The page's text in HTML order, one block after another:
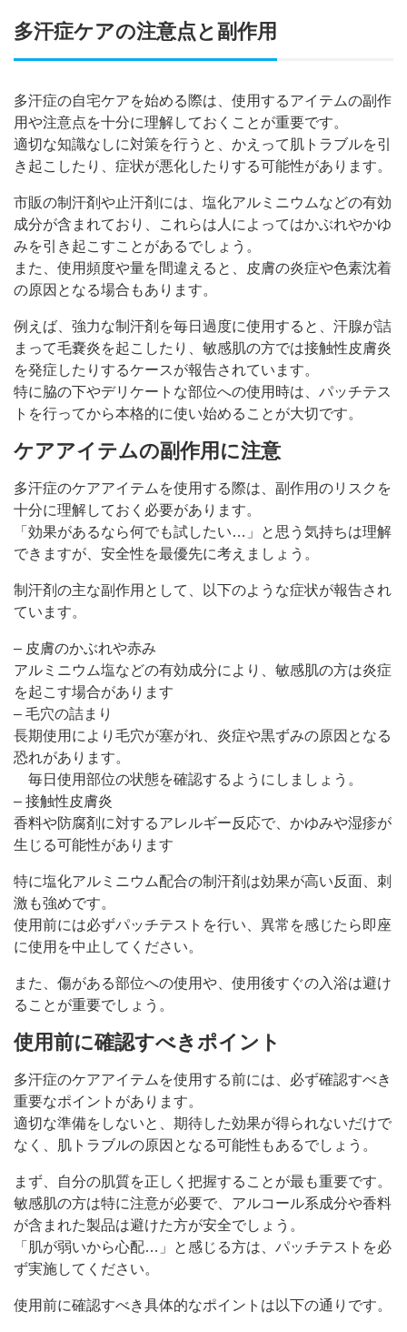
多汗症ケアの注意点と副作用
多汗症の自宅ケアを始める際は、使用するアイテムの副作
用や注意点を十分に理解しておくことが重要です。
適切な知識なしに対策を行うと、かえって肌トラブルを引
き起こしたり、症状が悪化したりする可能性があります。
市販の制汗剤や止汗剤には、塩化アルミニウムなどの有効
成分が含まれており、これらは人によってはかぶれやかゆ
みを引き起こすことがあるでしょう。
また、使用頻度や量を間違えると、皮膚の炎症や色素沈着
の原因となる場合もあります。
例えば、強力な制汗剤を毎日過度に使用すると、汗腺が詰
まって毛嚢炎を起こしたり、敏感肌の方では接触性皮膚炎
を発症したりするケースが報告されています。
特に脇の下やデリケートな部位への使用時は、パッチテス
トを行ってから本格的に使い始めることが大切です。
ケアアイテムの副作用に注意
多汗症のケアアイテムを使用する際は、副作用のリスクを
十分に理解しておく必要があります。
「効果があるなら何でも試したい…」と思う気持ちは理解
できますが、安全性を最優先に考えましょう。
制汗剤の主な副作用として、以下のような症状が報告され
ています。
– 皮膚のかぶれや赤み
アルミニウム塩などの有効成分により、敏感肌の方は炎症
を起こす場合があります
– 毛穴の詰まり
長期使用により毛穴が塞がれ、炎症や黒ずみの原因となる
恐れがあります。
毎日使用部位の状態を確認するようにしましょう。
– 接触性皮膚炎
香料や防腐剤に対するアレルギー反応で、かゆみや湿疹が
生じる可能性があります
特に塩化アルミニウム配合の制汗剤は効果が高い反面、刺
激も強めです。
使用前には必ずパッチテストを行い、異常を感じたら即座
に使用を中止してください。
また、傷がある部位への使用や、使用後すぐの入浴は避け
ることが重要でしょう。
使用前に確認すべきポイント
多汗症のケアアイテムを使用する前には、必ず確認すべき
重要なポイントがあります。
適切な準備をしないと、期待した効果が得られないだけで
なく、肌トラブルの原因となる可能性もあるでしょう。
まず、自分の肌質を正しく把握することが最も重要です。
敏感肌の方は特に注意が必要で、アルコール系成分や香料
が含まれた製品は避けた方が安全でしょう。
「肌が弱いから心配…」と感じる方は、パッチテストを必
ず実施してください。
使用前に確認すべき具体的なポイントは以下の通りです。